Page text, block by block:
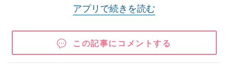
アプリで続きを読む
この記事にコメントする